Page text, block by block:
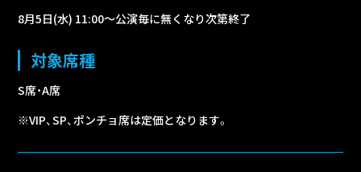
8月5日(水) 11:00～公演毎に無くなり次第終了
対象席種
S席・A席
※VIP、SP、ポンチョ席は定価となります。